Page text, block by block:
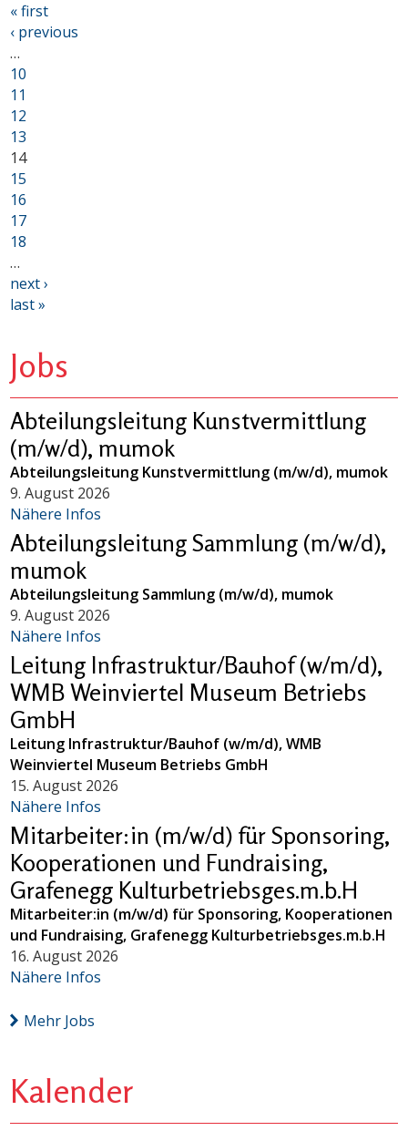
« first
‹ previous
…
10
11
12
13
14
15
16
17
18
…
next ›
last »
Jobs
Abteilungsleitung Kunstvermittlung
(m/w/d), mumok
Abteilungsleitung Kunstvermittlung (m/w/d), mumok
9. August 2026
Nähere Infos
Abteilungsleitung Sammlung (m/w/d),
mumok
Abteilungsleitung Sammlung (m/w/d), mumok
9. August 2026
Nähere Infos
Leitung Infrastruktur/Bauhof (w/m/d),
WMB Weinviertel Museum Betriebs
GmbH
Leitung Infrastruktur/Bauhof (w/m/d), WMB
Weinviertel Museum Betriebs GmbH
15. August 2026
Nähere Infos
Mitarbeiter:in (m/w/d) für Sponsoring,
Kooperationen und Fundraising,
Grafenegg Kulturbetriebsges.m.b.H
Mitarbeiter:in (m/w/d) für Sponsoring, Kooperationen
und Fundraising, Grafenegg Kulturbetriebsges.m.b.H
16. August 2026
Nähere Infos
Mehr Jobs
Kalender